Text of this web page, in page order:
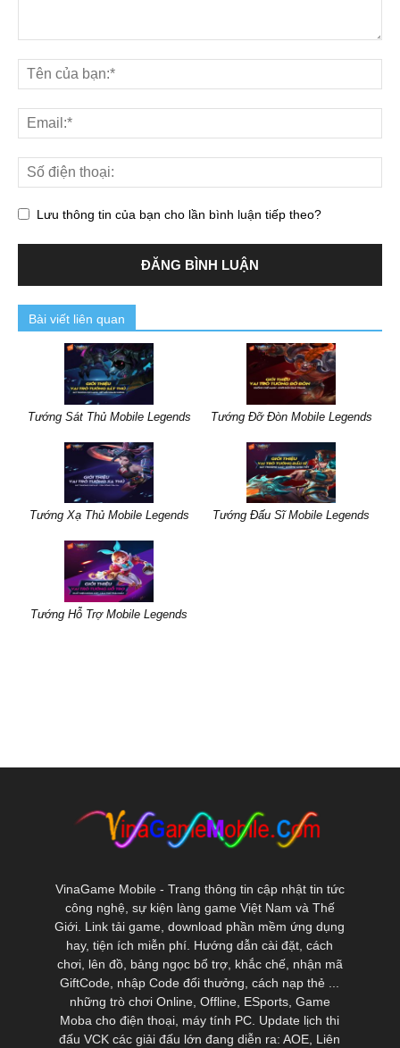
Lưu thông tin của bạn cho lần bình luận tiếp theo?
Bài viết liên quan
Tướng Sát Thủ Mobile Legends Tướng Đỡ Đòn Mobile Legends
Tướng Xạ Thủ Mobile Legends Tướng Đấu Sĩ Mobile Legends
Tướng Hỗ Trợ Mobile Legends
VinaGame Mobile - Trang thông tin cập nhật tin tức
công nghệ, sự kiện làng game Việt Nam và Thế
Giới. Link tải game, download phần mềm ứng dụng
hay, tiện ích miễn phí. Hướng dẫn cài đặt, cách
chơi, lên đồ, bảng ngọc bổ trợ, khắc chế, nhận mã
GiftCode, nhập Code đổi thưởng, cách nạp thẻ ...
những trò chơi Online, Offline, ESports, Game
Moba cho điện thoại, máy tính PC. Update lịch thi
đấu VCK các giải đấu lớn đang diễn ra: AOE, Liên